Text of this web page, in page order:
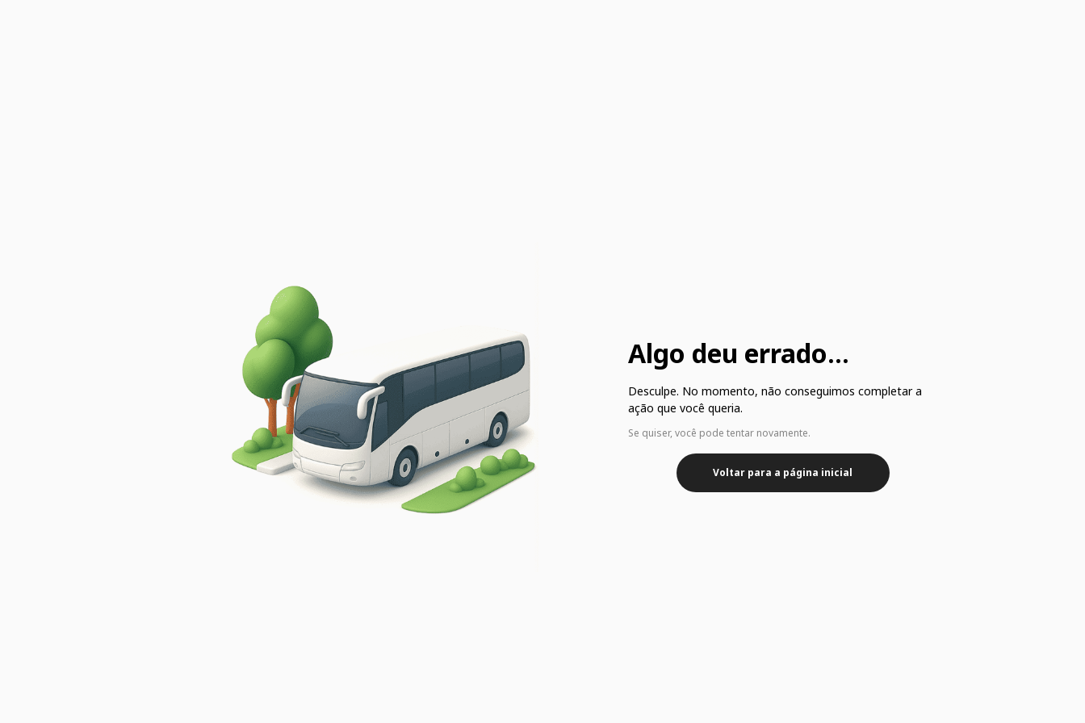
Algo deu errado...
Desculpe. No momento, não conseguimos completar a
ação que você queria.
Se quiser, você pode tentar novamente.
Voltar para a página inicial